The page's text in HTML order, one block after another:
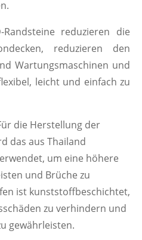
Randsteine ​​reduzieren die
reduzieren den
Wartungsmaschinen und
leicht und einfach zu
die Herstellung der
das aus Thailand
um eine höhere
und Brüche zu
ist kunststoffbeschichtet,
zu verhindern und
gewährleisten.